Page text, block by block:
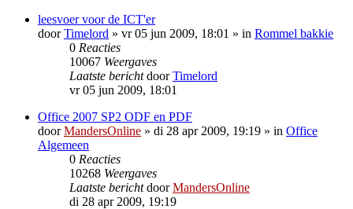
leesvoer voor de ICT'er
doorTimelord » vr 05 jun 2009, 18:01 » in Rommel bakkie
0 Reacties
10067 Weergaves
Laatste berichtdoorTimelord
vr 05 jun 2009, 18:01
Office 2007 SP2 ODF en PDF
doorMandersOnline » di 28 apr 2009, 19:19 » in Office
Algemeen
0 Reacties
10268 Weergaves
Laatste berichtdoorMandersOnline
di 28 apr 2009, 19:19